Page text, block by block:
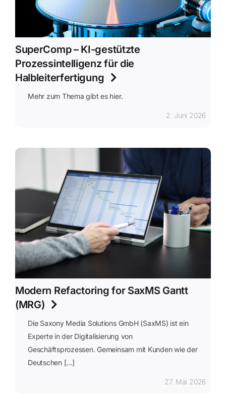
SuperComp – KI-gestützte
Prozessintelligenz für die
Halbleiterfertigung
Mehr zum Thema gibt es hier.
2. Juni 2026
Modern Refactoring for SaxMS Gantt
(MRG)
Die Saxony Media Solutions GmbH (SaxMS) ist ein
Experte in der Digitalisierung von
Geschäftsprozessen. Gemeinsam mit Kunden wie der
Deutschen […]
27. Mai 2026